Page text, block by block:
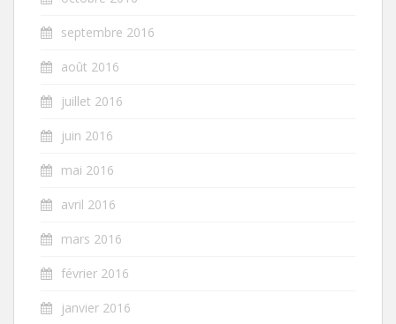
septembre 2016
août 2016
juillet 2016
juin 2016
mai 2016
avril 2016
mars 2016
février 2016
janvier 2016